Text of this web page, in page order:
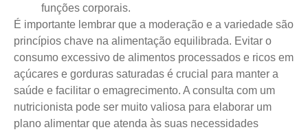
funções corporais.
É importante lembrar que a moderação e a variedade são
princípios chave na alimentação equilibrada. Evitar o
consumo excessivo de alimentos processados e ricos em
açúcares e gorduras saturadas é crucial para manter a
saúde e facilitar o emagrecimento. A consulta com um
nutricionista pode ser muito valiosa para elaborar um
plano alimentar que atenda às suas necessidades